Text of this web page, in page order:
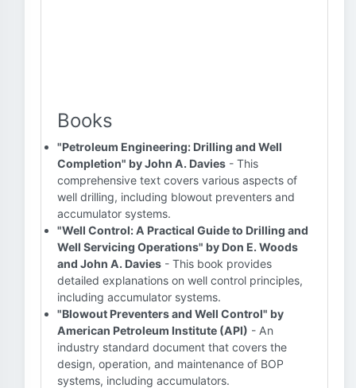
Books
"Petroleum Engineering: Drilling and Well
Completion" by John A. Davies - This
comprehensive text covers various aspects of
well drilling, including blowout preventers and
accumulator systems.
"Well Control: A Practical Guide to Drilling and
Well Servicing Operations" by Don E. Woods
and John A. Davies - This book provides
detailed explanations on well control principles,
including accumulator systems.
"Blowout Preventers and Well Control" by
American Petroleum Institute (API) - An
industry standard document that covers the
design, operation, and maintenance of BOP
systems, including accumulators.